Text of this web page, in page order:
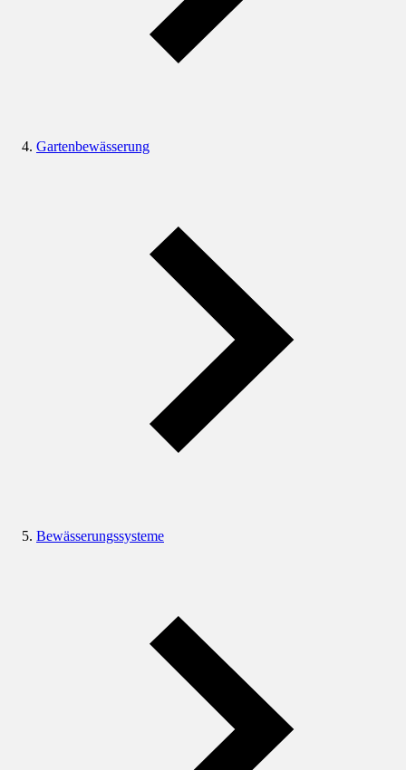
Gartenbewässerung
Bewässerungssysteme